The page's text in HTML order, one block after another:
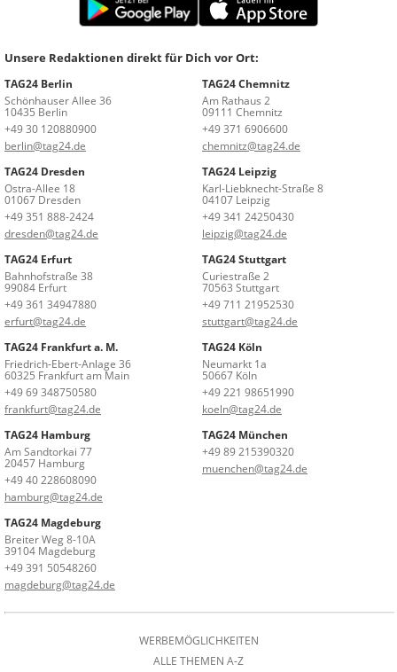
Unsere Redaktionen direkt für Dich vor Ort:
TAG24 Berlin
Schönhauser Allee 36
10435 Berlin
+49 30 120880900
berlin@tag24.de
TAG24 Chemnitz
Am Rathaus 2
09111 Chemnitz
+49 371 6906600
chemnitz@tag24.de
TAG24 Dresden
Ostra-Allee 18
01067 Dresden
+49 351 888-2424
dresden@tag24.de
TAG24 Leipzig
Karl-Liebknecht-Straße 8
04107 Leipzig
+49 341 24250430
leipzig@tag24.de
TAG24 Erfurt
Bahnhofstraße 38
99084 Erfurt
+49 361 34947880
erfurt@tag24.de
TAG24 Stuttgart
Curiestraße 2
70563 Stuttgart
+49 711 21952530
stuttgart@tag24.de
TAG24 Frankfurt a. M.
Friedrich-Ebert-Anlage 36
60325 Frankfurt am Main
+49 69 348750580
frankfurt@tag24.de
TAG24 Köln
Neumarkt 1a
50667 Köln
+49 221 98651990
koeln@tag24.de
TAG24 Hamburg
Am Sandtorkai 77
20457 Hamburg
+49 40 228608090
hamburg@tag24.de
TAG24 München
+49 89 215390320
muenchen@tag24.de
TAG24 Magdeburg
Breiter Weg 8-10A
39104 Magdeburg
+49 391 50548260
magdeburg@tag24.de
WERBEMÖGLICHKEITEN
ALLE THEMEN A-Z